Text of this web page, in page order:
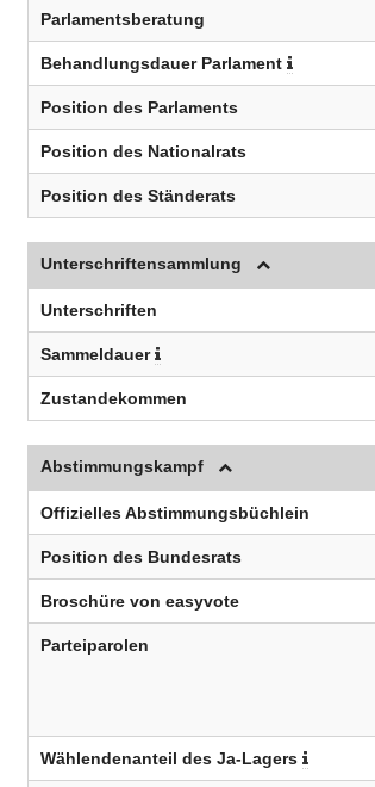
Parlamentsberatung
Behandlungsdauer Parlament
Position des Parlaments
Position des Nationalrats
Position des Ständerats
Unterschriftensammlung
Unterschriften
Sammeldauer
Zustandekommen
Abstimmungskampf
Offizielles Abstimmungsbüchlein
Position des Bundesrats
Broschüre von easyvote
Parteiparolen
Wählendenanteil des Ja-Lagers